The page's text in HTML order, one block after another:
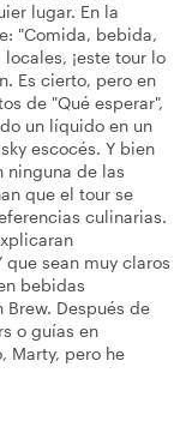
lugar. En la
"Comida, bebida,
¡este tour lo
Es cierto, pero en
de "Qué esperar",
un líquido en un
escocés. Y bien
ninguna de las
que el tour se
culinarias.
sean muy claros
bebidas
Después de
o guías en
Marty, pero he